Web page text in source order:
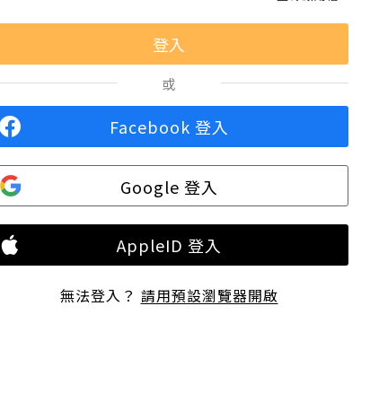
或
Facebook 登入
Google 登入
AppleID 登入
無法登入？ 請用預設瀏覽器開啟